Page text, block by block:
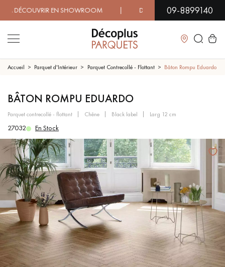
EN SHOWROOM | DISPONIBILITÉ IMMÉDIATE |
09-8899140
Fermer
LES RECHERCHES LES PLUS COURANTES
PARQUET MASSIF
SOL PLAQUÉ BOIS VERITABLES
PARQUETS À MOTIFS
TRADITIONNELS
PARQUET EN BOIS EXOTIQUE PARQUET VERNIS
PARQUET HUILÉ PARQUET EN BOIS BRUT
PARQUET VIEILLI PARQUET EN CHÊNE FUMÉ
PARQUET LAMES LARGES XXL PARQUET EN CHÊNE
Accueil Parquet d'Intérieur Parquet Contrecollé - Flottant Bâton Rompu Eduardo
BÂTON ROMPU EDUARDO
parquet contrecollé - flottant chêne black label larg 12 cm
27032 En Stock